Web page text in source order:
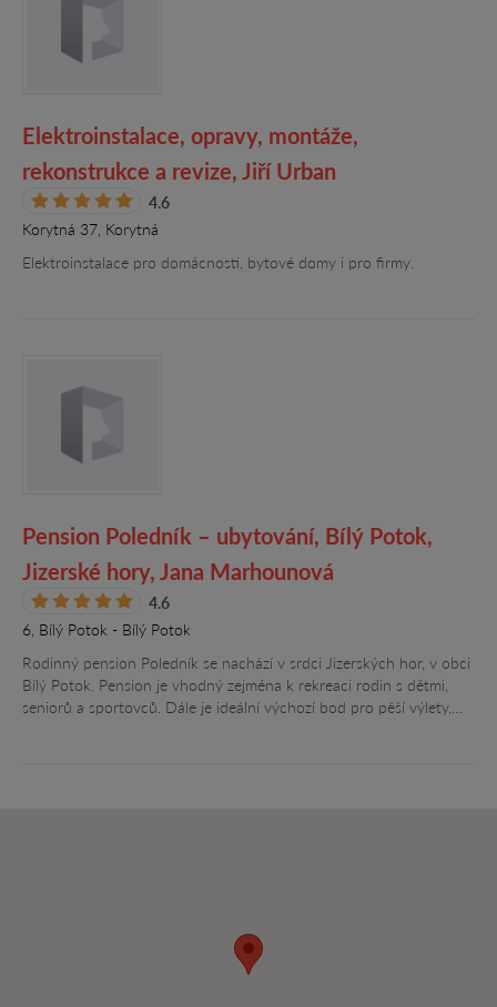
Elektroinstalace, opravy, montáže,
rekonstrukce a revize, Jiří Urban
4.6
Korytná 37, Korytná
Elektroinstalace pro domácnosti, bytové domy i pro firmy.
Pension Poledník – ubytování, Bílý Potok,
Jizerské hory, Jana Marhounová
4.6
6, Bílý Potok - Bílý Potok
Rodinný pension Poledník se nachází v srdci Jizerských hor, v obci
Bílý Potok. Pension je vhodný zejména k rekreaci rodin s dětmi,
seniorů a sportovců. Dále je ideální výchozí bod pro pěší výlety,…